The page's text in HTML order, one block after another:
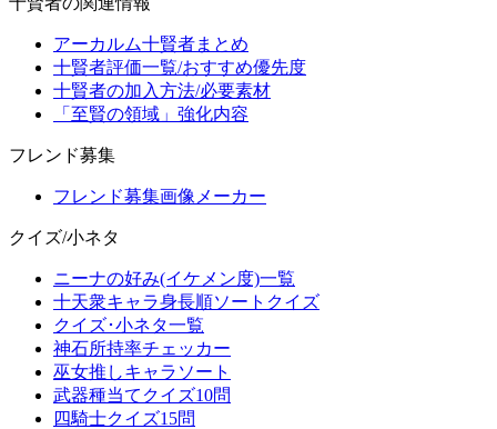
アーカルム十賢者まとめ
十賢者評価一覧/おすすめ優先度
十賢者の加入方法/必要素材
「至賢の領域」強化内容
フレンド募集
フレンド募集画像メーカー
クイズ/小ネタ
ニーナの好み(イケメン度)一覧
十天衆キャラ身長順ソートクイズ
クイズ･小ネタ一覧
神石所持率チェッカー
巫女推しキャラソート
武器種当てクイズ10問
四騎士クイズ15問